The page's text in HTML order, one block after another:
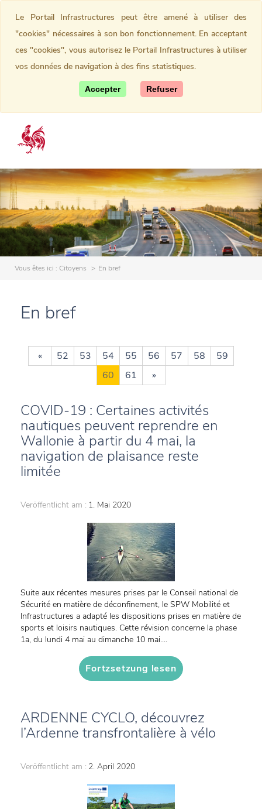
Vous êtes ici : Citoyens En bref
En bref
« 52 53 54 55 56 57 58
59
60
61 »
COVID-19 : Certaines activités
nautiques peuvent reprendre en
Wallonie à partir du 4 mai, la
navigation de plaisance reste
limitée
Veröffentlicht am : 1. Mai 2020
Suite aux récentes mesures prises par le Conseil national de
Sécurité en matière de déconfinement, le SPW Mobilité et
Infrastructures a adapté les dispositions prises en matière de
sports et loisirs nautiques. Cette révision concerne la phase
1a, du lundi 4 mai au dimanche 10 mai....
Fortzsetzung lesen
ARDENNE CYCLO, découvrez
l’Ardenne transfrontalière à vélo
Veröffentlicht am : 2. April 2020
Le Portail Infrastructures peut être amené à utiliser des
"cookies" nécessaires à son bon fonctionnement. En acceptant
ces "cookies", vous autorisez le Portail Infrastructures à utiliser
vos données de navigation à des fins statistiques.
Accepter Refuser